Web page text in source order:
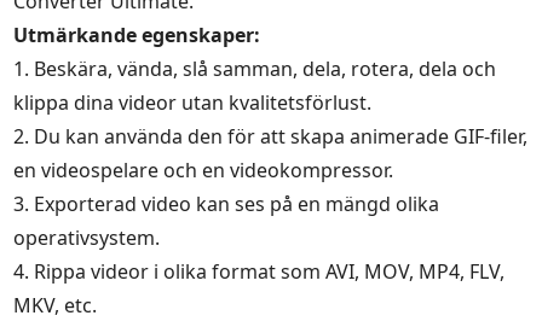
Utmärkande egenskaper:
1. Beskära, vända, slå samman, dela, rotera, dela och
klippa dina videor utan kvalitetsförlust.
2. Du kan använda den för att skapa animerade GIF-filer,
en videospelare och en videokompressor.
3. Exporterad video kan ses på en mängd olika
operativsystem.
4. Rippa videor i olika format som AVI, MOV, MP4, FLV,
MKV, etc.